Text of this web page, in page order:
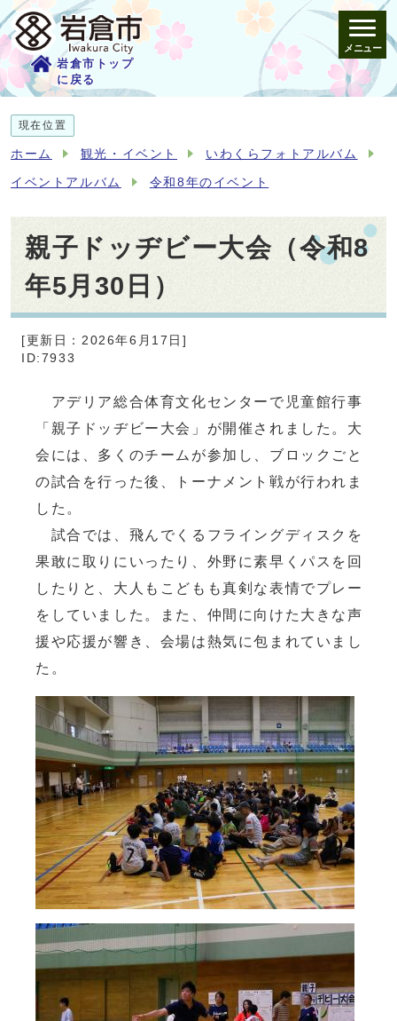
岩倉市トップ
に戻る
メニュー
現在位置
ホーム 観光・イベント いわくらフォトアルバム
イベントアルバム 令和8年のイベント
親子ドッヂビー大会（令和8
年5月30日）
[更新日：2026年6月17日]
ID:7933
アデリア総合体育文化センターで児童館行事
「親子ドッヂビー大会」が開催されました。大
会には、多くのチームが参加し、ブロックごと
の試合を行った後、トーナメント戦が行われま
した。
試合では、飛んでくるフライングディスクを
果敢に取りにいったり、外野に素早くパスを回
したりと、大人もこどもも真剣な表情でプレー
をしていました。また、仲間に向けた大きな声
援や応援が響き、会場は熱気に包まれていまし
た。